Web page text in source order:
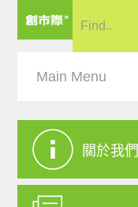
關於我們